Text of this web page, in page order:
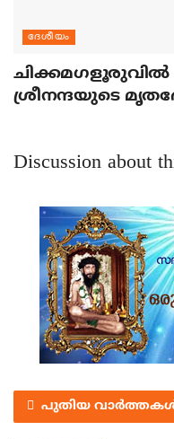
ദേശീയം
ശ്രീനന്ദയുടെ
Discussion about
പുതിയ